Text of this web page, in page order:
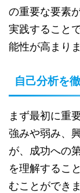
の重要な要素
実践すること
能性が高まりま
自己分析を
まず最初に重
強みや弱み、
が、成功への
を理解するこ
むことができま